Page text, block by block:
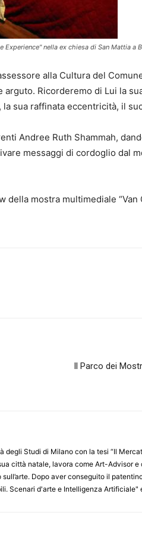
nella ex chiesa di San Mattia a
alla Cultura del
Ricorderemo di Lui la
sua raffinata eccentricità, il
Andree Ruth Shammah,
messaggi di cordoglio dal
mostra multimediale
Il Parco dei
degli Studi di Milano con la tesi “Il
città natale, lavora come Art-Advisor
Dopo aver conseguito il
Scenari d'arte e Intelligenza Artificiale"